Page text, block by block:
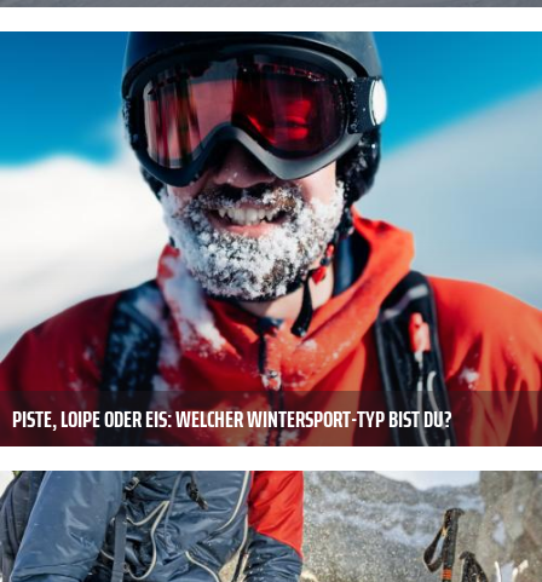
PISTE, LOIPE ODER EIS: WELCHER WINTERSPORT-TYP BIST DU?